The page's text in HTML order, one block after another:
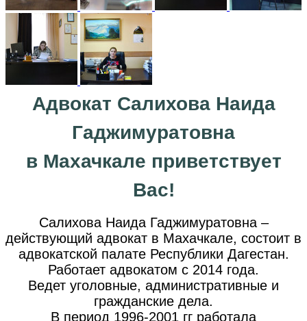
Адвокат Салихова Наида
Гаджимуратовна
в Махачкале приветствует
Вас!
Салихова Наида Гаджимуратовна –
действующий адвокат в Махачкале, состоит в
адвокатской палате Республики Дагестан.
Работает адвокатом с 2014 года.
Ведет уголовные, административные и
гражданские дела.
В период 1996-2001 гг работала